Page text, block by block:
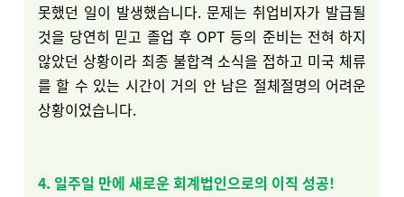
못했던 일이 발생했습니다. 문제는 취업비자가 발급될
것을 당연히 믿고 졸업 후 OPT 등의 준비는 전혀 하지
않았던 상황이라 최종 불합격 소식을 접하고 미국 체류
를 할 수 있는 시간이 거의 안 남은 절체절명의 어려운
상황이었습니다.
4. 일주일 만에 새로운 회계법인으로의 이직 성공!